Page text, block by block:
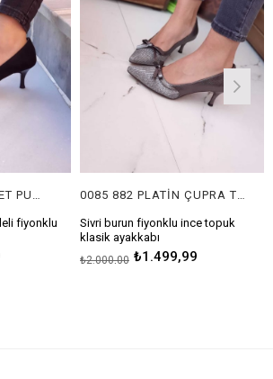
0085 882 SİYAH SÜET PUANTİYE
fiyonklu
0085 882 PLATİN ÇUPRA TORO
Sivri burun fiyonklu ince topuk
klasik ayakkabı
Topuk Boyu 6 Cm
₺1.499,99
₺2.000,00